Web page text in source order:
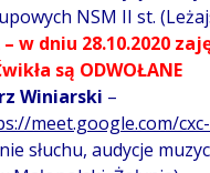
NSM II st.
– w dniu 28.10.2020
są ODWOŁANE
Winiarski –
meet.google.com/
słuchu, audycje